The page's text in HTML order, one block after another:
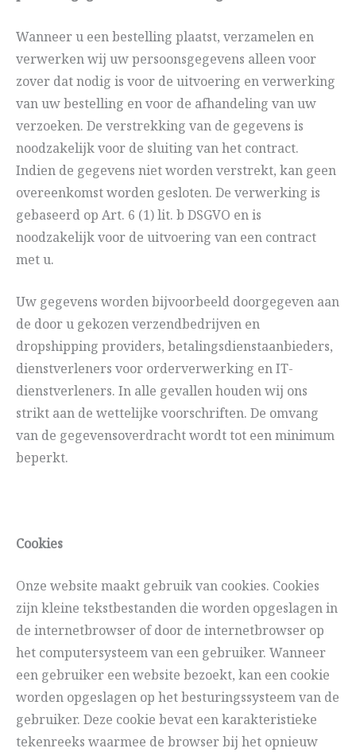
Wanneer u een bestelling plaatst, verzamelen en
verwerken wij uw persoonsgegevens alleen voor
zover dat nodig is voor de uitvoering en verwerking
van uw bestelling en voor de afhandeling van uw
verzoeken. De verstrekking van de gegevens is
noodzakelijk voor de sluiting van het contract.
Indien de gegevens niet worden verstrekt, kan geen
overeenkomst worden gesloten. De verwerking is
gebaseerd op Art. 6 (1) lit. b DSGVO en is
noodzakelijk voor de uitvoering van een contract
met u.
Uw gegevens worden bijvoorbeeld doorgegeven aan
de door u gekozen verzendbedrijven en
dropshipping providers, betalingsdienstaanbieders,
dienstverleners voor orderverwerking en IT-
dienstverleners. In alle gevallen houden wij ons
strikt aan de wettelijke voorschriften. De omvang
van de gegevensoverdracht wordt tot een minimum
beperkt.
Cookies
Onze website maakt gebruik van cookies. Cookies
zijn kleine tekstbestanden die worden opgeslagen in
de internetbrowser of door de internetbrowser op
het computersysteem van een gebruiker. Wanneer
een gebruiker een website bezoekt, kan een cookie
worden opgeslagen op het besturingssysteem van de
gebruiker. Deze cookie bevat een karakteristieke
tekenreeks waarmee de browser bij het opnieuw